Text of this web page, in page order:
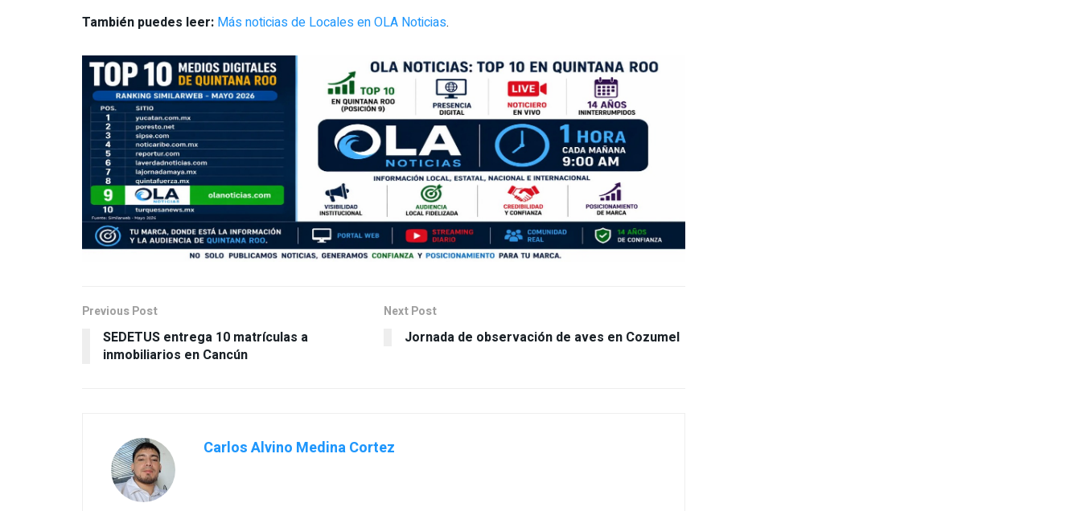
También puedes leer: Más noticias de Locales en OLA Noticias.
Previous Post
SEDETUS entrega 10 matrículas a
inmobiliarios en Cancún
Next Post
Jornada de observación de aves en Cozumel
Carlos Alvino Medina Cortez